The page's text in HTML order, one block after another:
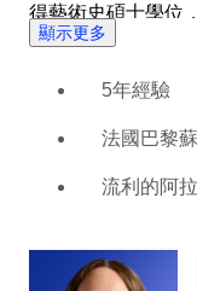
得藝術史碩士學位，並
上了她可以利用自
黎著名的拍賣行蘇
門研究斯堪的納維
語，並於2021年
顯示更多
5年經驗
法國巴黎
流利的阿